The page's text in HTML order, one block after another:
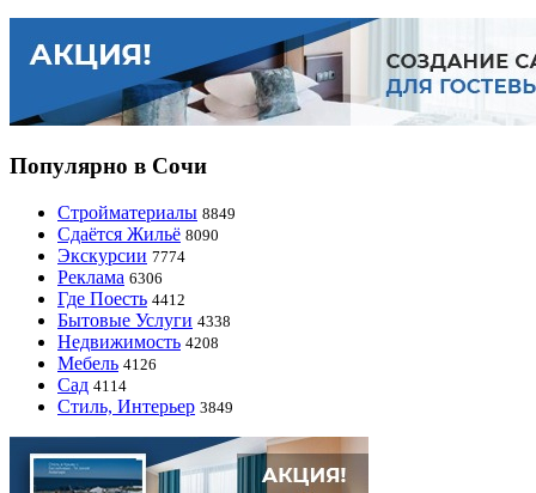
Популярно в Сочи
Стройматериалы 8849
Сдаётся Жильё 8090
Экскурсии 7774
Реклама 6306
Где Поесть 4412
Бытовые Услуги 4338
Недвижимость 4208
Мебель 4126
Сад 4114
Стиль, Интерьер 3849